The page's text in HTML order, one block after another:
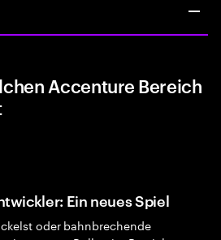
Accenture Bereich
Ein neues Spiel
oder bahnbrechende